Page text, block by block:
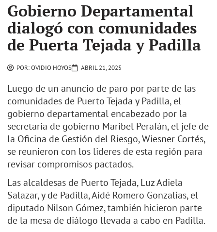
Gobierno Departamental
dialogó con comunidades
de Puerta Tejada y Padilla
POR:OVIDIO HOYOS ABRIL 21, 2025
Luego de un anuncio de paro por parte de las
comunidades de Puerto Tejada y Padilla, el
gobierno departamental encabezado por la
secretaria de gobierno Maribel Perafán, el jefe de
la Oficina de Gestión del Riesgo, Wiesner Cortés,
se reunieron con los lideres de esta región para
revisar compromisos pactados.
Las alcaldesas de Puerto Tejada, Luz Adiela
Salazar, y de Padilla, Aidé Romero Gonzalias, el
diputado Nilson Gómez, también hicieron parte
de la mesa de diálogo llevada a cabo en Padilla.